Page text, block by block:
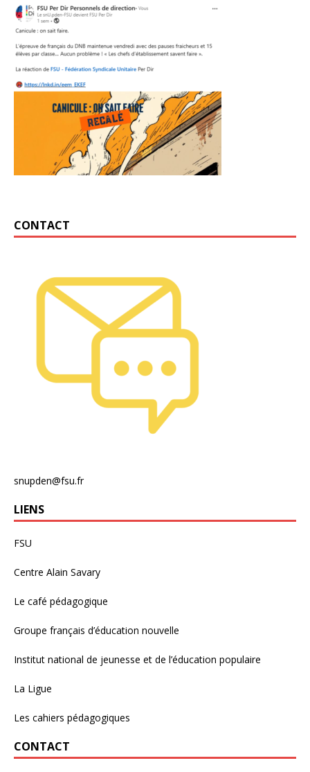
CONTACT
snupden@fsu.fr
LIENS
FSU
Centre Alain Savary
Le café pédagogique
Groupe français d’éducation nouvelle
Institut national de jeunesse et de l’éducation populaire
La Ligue
Les cahiers pédagogiques
CONTACT